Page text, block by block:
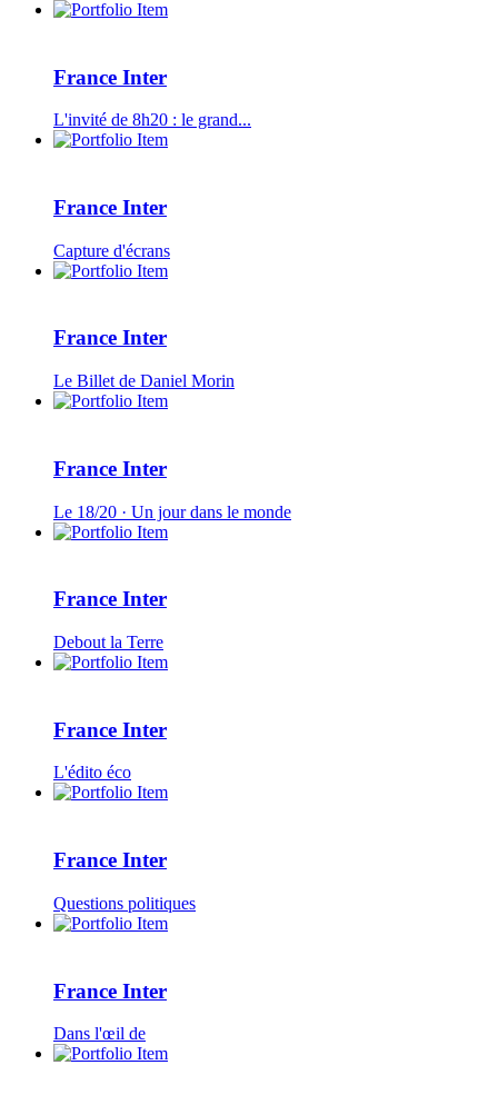
France Inter
L'invité de 8h20 : le grand...
France Inter
Capture d'écrans
France Inter
Le Billet de Daniel Morin
France Inter
Le 18/20 · Un jour dans le monde
France Inter
Debout la Terre
France Inter
L'édito éco
France Inter
Questions politiques
France Inter
Dans l'œil de